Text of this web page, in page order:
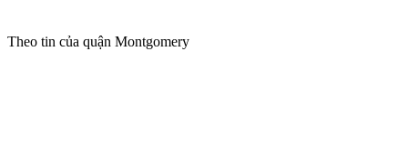
Theo tin của quận Montgomery